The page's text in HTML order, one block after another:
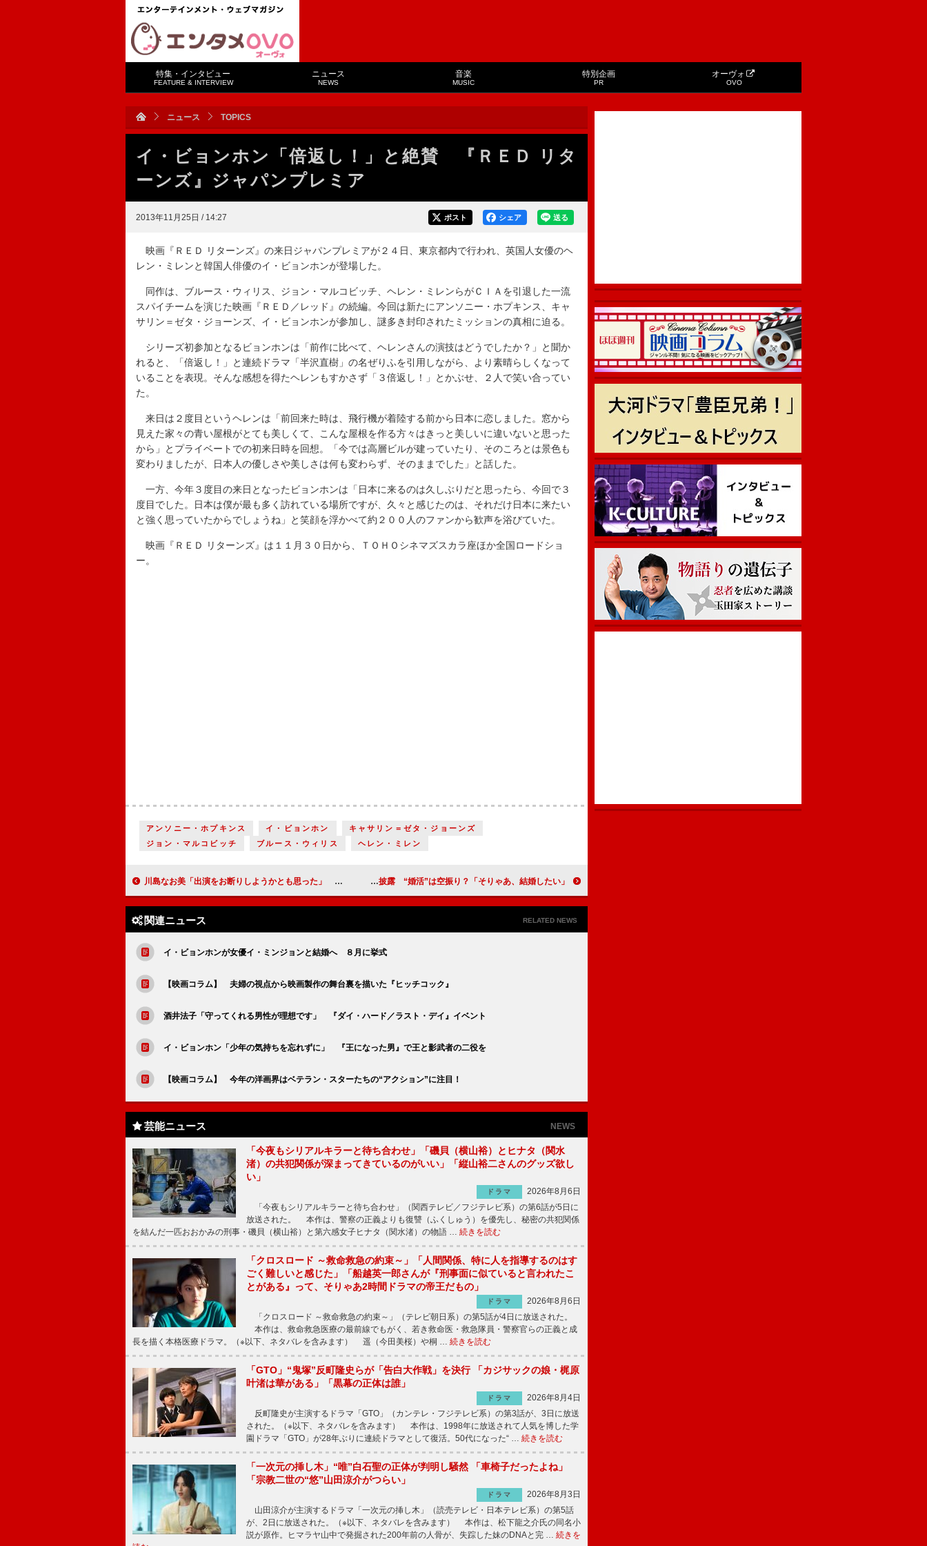
特集・インタビュー
FEATURE & INTERVIEW
ニュース
NEWS
音楽
MUSIC
特別企画
PR
オーヴォ
OVO
ニュース TOPICS
イ・ビョンホン「倍返し！」と絶賛 『ＲＥＤ リタ
ーンズ』ジャパンプレミア
2013年11月25日 / 14:27 送る
シェア
ポスト
映画『ＲＥＤ リターンズ』の来日ジャパンプレミアが２４日、東京都内で行われ、英国人女優のヘ
レン・ミレンと韓国人俳優のイ・ビョンホンが登場した。
同作は、ブルース・ウィリス、ジョン・マルコビッチ、ヘレン・ミレンらがＣＩＡを引退した一流
スパイチームを演じた映画『ＲＥＤ／レッド』の続編。今回は新たにアンソニー・ホプキンス、キャ
サリン＝ゼタ・ジョーンズ、イ・ビョンホンが参加し、謎多き封印されたミッションの真相に迫る。
シリーズ初参加となるビョンホンは「前作に比べて、ヘレンさんの演技はどうでしたか？」と聞か
れると、「倍返し！」と連続ドラマ「半沢直樹」の名ぜりふを引用しながら、より素晴らしくなって
いることを表現。そんな感想を得たヘレンもすかさず「３倍返し！」とかぶせ、２人で笑い合ってい
た。
来日は２度目というヘレンは「前回来た時は、飛行機が着陸する前から日本に恋しました。窓から
見えた家々の青い屋根がとても美しくて、こんな屋根を作る方々はきっと美しいに違いないと思った
から」とプライベートでの初来日時を回想。「今では高層ビルが建っていたり、そのころとは景色も
変わりましたが、日本人の優しさや美しさは何も変わらず、そのままでした」と話した。
一方、今年３度目の来日となったビョンホンは「日本に来るのは久しぶりだと思ったら、今回で３
度目でした。日本は僕が最も多く訪れている場所ですが、久々と感じたのは、それだけ日本に来たい
と強く思っていたからでしょうね」と笑顔を浮かべて約２００人のファンから歓声を浴びていた。
映画『ＲＥＤ リターンズ』は１１月３０日から、ＴＯＨＯシネマズスカラ座ほか全国ロードショ
ー。
アンソニー・ホプキンス イ・ビョンホン
キャサリン＝ゼタ・ジョーンズ
ジョン・マルコビッチ
ブルース・ウィリス ヘレン・ミレン
川島なお美「出演をお断りしようかとも思った」 岩井志麻子「映画を見て離婚をやめた」 有吉弘行、ＣＭでフルスイングを披露 “婚活”は空振り？「そりゃあ、結婚したい」
関連ニュース RELATED NEWS
イ・ビョンホンが女優イ・ミンジョンと結婚へ ８月に挙式
【映画コラム】 夫婦の視点から映画製作の舞台裏を描いた『ヒッチコック』
酒井法子「守ってくれる男性が理想です」 『ダイ・ハード／ラスト・デイ』イベント
イ・ビョンホン「少年の気持ちを忘れずに」 『王になった男』で王と影武者の二役を
【映画コラム】 今年の洋画界はベテラン・スターたちの“アクション”に注目！
芸能ニュース NEWS
「今夜もシリアルキラーと待ち合わせ」「磯貝（横山裕）とヒナタ（関水
渚）の共犯関係が深まってきているのがいい」「縦山裕二さんのグッズ欲し
い」
ドラマ
2026年8月6日
「今夜もシリアルキラーと待ち合わせ」（関西テレビ／フジテレビ系）の第6話が5日に
放送された。 本作は、警察の正義よりも復讐（ふくしゅう）を優先し、秘密の共犯関係
を結んだ一匹おおかみの刑事・磯貝（横山裕）と第六感女子ヒナタ（関水渚）の物語 … 続きを読む
「クロスロード ～救命救急の約束～」「人間関係、特に人を指導するのはす
ごく難しいと感じた」「船越英一郎さんが『刑事面に似ていると言われたこ
とがある』って、そりゃあ2時間ドラマの帝王だもの」
ドラマ
2026年8月6日
「クロスロード ～救命救急の約束～」（テレビ朝日系）の第5話が4日に放送された。
本作は、救命救急医療の最前線でもがく、若き救命医・救急隊員・警察官らの正義と成
長を描く本格医療ドラマ。（※以下、ネタバレを含みます） 遥（今田美桜）や桐 … 続きを読む
「GTO」“鬼塚”反町隆史らが「告白大作戦」を決行 「カジサックの娘・梶原
叶渚は華がある」「黒幕の正体は誰」
ドラマ
2026年8月4日
反町隆史が主演するドラマ「GTO」（カンテレ・フジテレビ系）の第3話が、3日に放送
された。（※以下、ネタバレを含みます） 本作は、1998年に放送されて人気を博した学
園ドラマ「GTO」が28年ぶりに連続ドラマとして復活。50代になった“ … 続きを読む
「一次元の挿し木」“唯”白石聖の正体が判明し騒然 「車椅子だったよね」
「宗教二世の“悠”山田涼介がつらい」
ドラマ
2026年8月3日
山田涼介が主演するドラマ「一次元の挿し木」（読売テレビ・日本テレビ系）の第5話
が、2日に放送された。（※以下、ネタバレを含みます） 本作は、松下龍之介氏の同名小
説が原作。ヒマラヤ山中で発掘された200年前の人骨が、失踪した妹のDNAと完 … 続きを